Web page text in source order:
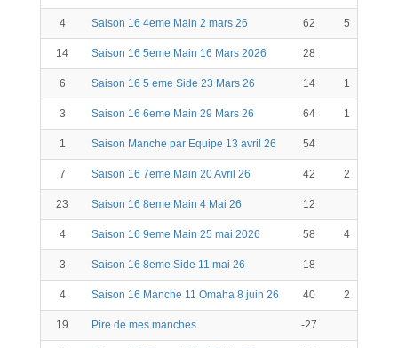
4 Saison 16 4eme Main 2 mars 26 62 5
14 Saison 16 5eme Main 16 Mars 2026 28
6 Saison 16 5 eme Side 23 Mars 26 14 1
3 Saison 16 6eme Main 29 Mars 26 64 1
1 Saison Manche par Equipe 13 avril 26 54
7 Saison 16 7eme Main 20 Avril 26 42 2
23 Saison 16 8eme Main 4 Mai 26 12
4 Saison 16 9eme Main 25 mai 2026 58 4
3 Saison 16 8eme Side 11 mai 26 18
4 Saison 16 Manche 11 Omaha 8 juin 26 40 2
19 Pire de mes manches -27